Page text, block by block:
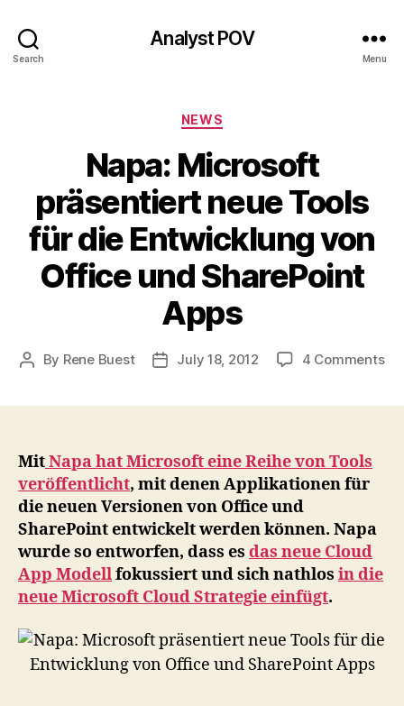
Search
Analyst POV
Menu
Categories
NEWS
Napa: Microsoft
präsentiert neue Tools
für die Entwicklung von
Office und SharePoint
Apps
Post
By Rene Buest
PostJuly 18, 2012 4 Commentson
MitNapa hat Microsoft eine Reihe von Tools
veröffentlicht, mit denen Applikationen für
die neuen Versionen von Office und
SharePoint entwickelt werden können. Napa
wurde so entworfen, dass es das neue Cloud
App Modellfokussiert und sich nathlos in die
neue Microsoft Cloud Strategie einfügt.